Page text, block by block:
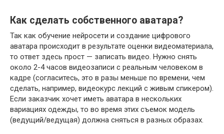
Как сделать собственного аватара?
Так как обучение нейросети и создание цифрового
аватара происходит в результате оценки видеоматериала,
то ответ здесь прост — записать видео. Нужно снять
около 2-4 часов видеозаписи с реальным человеком в
кадре (согласитесь, это в разы меньше по времени, чем
сделать, например, видеокурс лекций с живым спикером).
Если заказчик хочет иметь аватара в нескольких
вариациях одежды, то во время этих съемок модель
(ведущий/ведущая) должна сняться в разных образах.